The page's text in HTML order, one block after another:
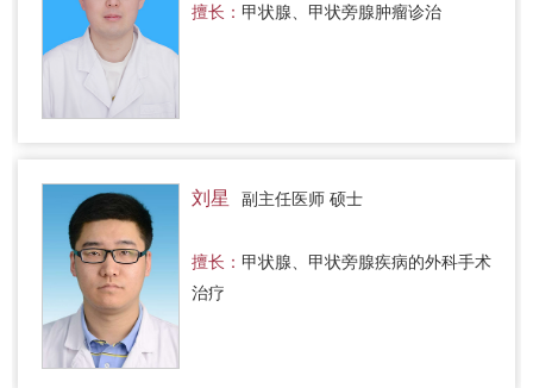
擅长： 甲状腺、甲状旁腺肿瘤诊治
刘星 副主任医师 硕士
擅长： 甲状腺、甲状旁腺疾病的外科手术
治疗